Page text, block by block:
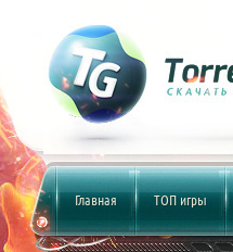
Главная ТОП игры